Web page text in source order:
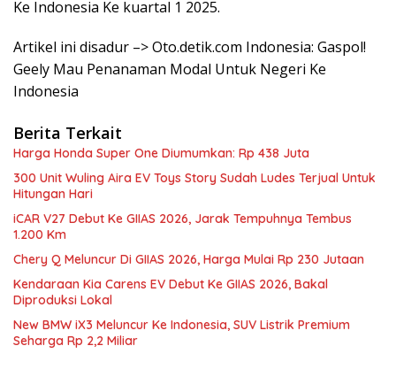
Ke Indonesia Ke kuartal 1 2025.
Artikel ini disadur –> Oto.detik.com Indonesia: Gaspol!
Geely Mau Penanaman Modal Untuk Negeri Ke
Indonesia
Berita Terkait
Harga Honda Super One Diumumkan: Rp 438 Juta
300 Unit Wuling Aira EV Toys Story Sudah Ludes Terjual Untuk
Hitungan Hari
iCAR V27 Debut Ke GIIAS 2026, Jarak Tempuhnya Tembus
1.200 Km
Chery Q Meluncur Di GIIAS 2026, Harga Mulai Rp 230 Jutaan
Kendaraan Kia Carens EV Debut Ke GIIAS 2026, Bakal
Diproduksi Lokal
New BMW iX3 Meluncur Ke Indonesia, SUV Listrik Premium
Seharga Rp 2,2 Miliar